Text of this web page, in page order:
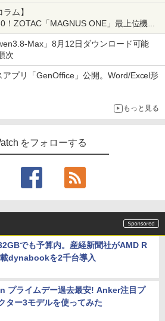
・コーラ やかんの麦茶 from 爽健美茶 ラ
レス 650mlPET×24本
パーの裏でヤニ吸うふたり 9巻 (デジタル
ッグガンガンコミックス)
マラソン値引中！ 当日出荷！】ノート
ソコン 新品 15.6インチ パソコン ノー
PC CPU Intel Pentium GOLD 6500Y
モリ12GB SSD 256GB 15インチ フル
HDMI USB3.0 WEBカメラ 無線LAN
Windows11 office JIS 日本語キー
ード 新生活 事務 学生 初心者 NC15J
マラソンセール期間中ポイント5倍】中
ノートパソコン 第8世代 Core i5 メモ
ンキー Webカメラ 無線LAN Wi-Fi Wind
ows11 Lenovo ThinkPad L580 初期設
32,980
古 HP EliteBook 840 G8 Core i5 1145
1年保証 Bランク ノートパ
ソコン【CA】 ノートpc 中古ノートパソ
ン 16gbメモリ 256gb ssd windows1
正規販売店]デスクトップパソ
ン PC 一体型 新品 Windows11 27型 C
i7 第4世代 Office付き メモリ16GB
初期設定済 ホワイト ブラッ
69,800
124,800
148,700
ー 新品 フルHD HP Series 3 Pro 324p
23.8 インチFHD VA モニター VA 23.8
角度調整 VESA 100Hz 液晶HDMI VGA
Nintendo Switch 3年保証 転送不可
番: 9U5C1AA)
12,900
24G4/11 23.8インチ フルHD 180Hz ゲー
13,591
920*1080 非光沢 A+スクリーン IPS液晶
ネル 薄型 軽量 USBType-C miniHDMI
バースタンド付き PS4/PS5/Switch/P
Macなど対応 Ingnok yn02b
ンリン住宅地図 B4判 兵庫県 たつの市
行年月202603 28229010R
19,800
ム】
！ZOTAC「MAGNUS ONE」最上位機の
Max」8月12日ダウンロード可能
次
プリ「GenOffice」公開。Word/Excel形
もっと見る
をフォローする
でも予算内。産経新聞社がAMD R
dynabookを2千台導入
プライムデー過去最安! Anker注目プ
ター3モデルを使ってみた